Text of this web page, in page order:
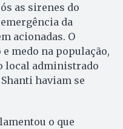
as sirenes do
da
acionadas. O
medo na população,
local administrado
haviam se
o que